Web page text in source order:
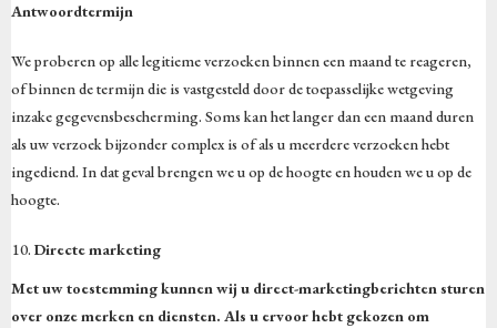
Antwoordtermijn
We proberen op alle legitieme verzoeken binnen een maand te reageren,
of binnen de termijn die is vastgesteld door de toepasselijke wetgeving
inzake gegevensbescherming. Soms kan het langer dan een maand duren
als uw verzoek bijzonder complex is of als u meerdere verzoeken hebt
ingediend. In dat geval brengen we u op de hoogte en houden we u op de
hoogte.
Directe marketing
Met uw toestemming kunnen wij u direct-marketingberichten sturen
over onze merken en diensten. Als u ervoor hebt gekozen om